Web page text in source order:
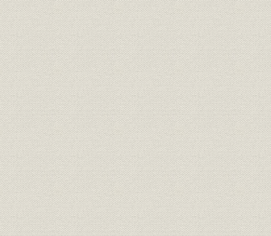
製品 [油灯式「乗降場灯」] 大正14年
製品 排気孔つき室内灯 大正14年
製品
排気孔つき天井灯を採用した電
車室内照明(目蒲電車)
大正14年
製品
ステップ・レンズつき前照灯(掛
替式)、ゴールデン・グロー前照
灯(固定式)
大正末期
製品
ゴールデン・グロー前照灯(掛替
式)
[大正7年
事業所 小糸源六郎商店の月島工場開設 昭和2年
製品
半間接照明を採用した電車室内
照明(東京地下鉄)
昭和9年
製品 国鉄電車用天井灯
昭和5年
(1932年)